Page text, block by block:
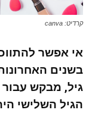
קרדיט: canva
אי אפשר
בשנים
גיל, מבקש
הגיל השלישי